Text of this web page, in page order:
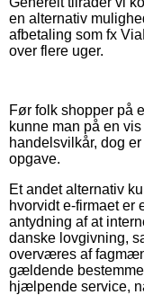
en alternativ
afbetaling som fx
over flere uger.
Før folk shopper på
kunne man på en
handelsvilkår, dog
opgave.
Et andet alternativ
hvorvidt e-firmaet er
antydning af at
danske lovgivning,
overværes af
gældende
hjælpende service,